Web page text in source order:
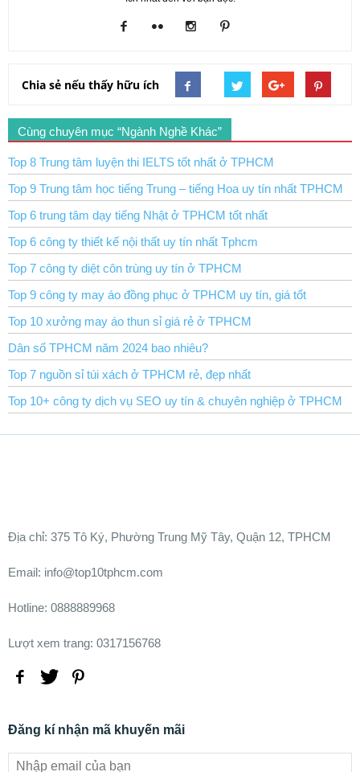
Chia sẻ nếu thấy hữu ích
Cùng chuyên mục “Ngành Nghề Khác”
Top 8 Trung tâm luyện thi IELTS tốt nhất ở TPHCM
Top 9 Trung tâm học tiếng Trung – tiếng Hoa uy tín nhất TPHCM
Top 6 trung tâm dạy tiếng Nhật ở TPHCM tốt nhất
Top 6 công ty thiết kế nội thất uy tín nhất Tphcm
Top 7 công ty diệt côn trùng uy tín ở TPHCM
Top 9 công ty may áo đồng phục ở TPHCM uy tín, giá tốt
Top 10 xưởng may áo thun sỉ giá rẻ ở TPHCM
Dân số TPHCM năm 2024 bao nhiêu?
Top 7 nguồn sỉ túi xách ở TPHCM rẻ, đẹp nhất
Top 10+ công ty dịch vụ SEO uy tín & chuyên nghiệp ở TPHCM
Ðịa chỉ: 375 Tô Ký, Phường Trung Mỹ Tây, Quận 12, TPHCM
Email: info@top10tphcm.com
Hotline: 0888889968
Lượt xem trang: 0317156768
Đăng kí nhận mã khuyến mãi